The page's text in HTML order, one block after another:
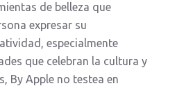
de belleza que
expresar su
especialmente
que celebran la cultura y
By Apple no testea en